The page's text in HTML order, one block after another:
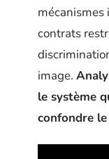
contrats
image.
le système
confondre